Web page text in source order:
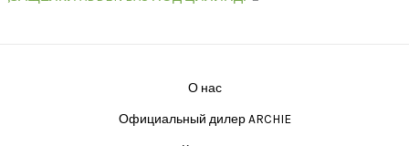
О нас
Официальный дилер ARCHIE